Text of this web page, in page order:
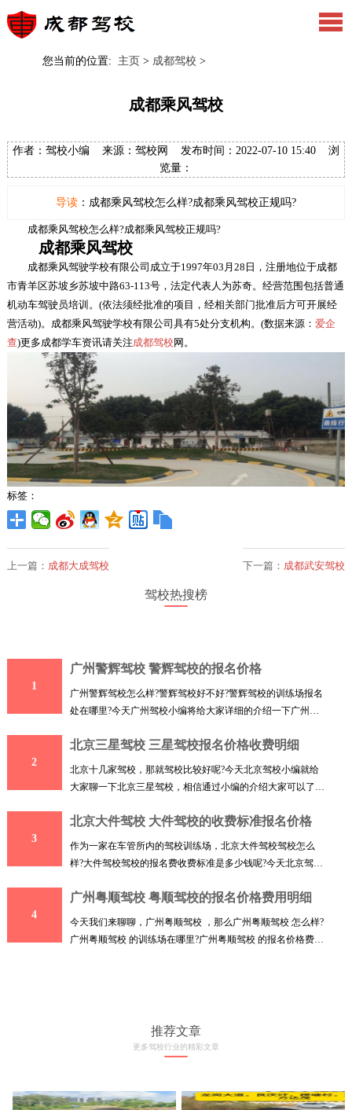
您当前的位置: 主页 > 成都驾校 >
成都乘风驾校
作者：驾校小编 来源：驾校网 发布时间：2022-07-10 15:40 浏
览量：
导读：成都乘风驾校怎么样?成都乘风驾校正规吗?
成都乘风驾校怎么样?成都乘风驾校正规吗?
成都乘风驾校
成都乘风驾驶学校有限公司成立于1997年03月28日，注册地位于成都
市青羊区苏坡乡苏坡中路63-113号，法定代表人为苏奇。经营范围包括普通
机动车驾驶员培训。(依法须经批准的项目，经相关部门批准后方可开展经
营活动)。成都乘风驾驶学校有限公司具有5处分支机构。(数据来源： 爱企
查)更多成都学车资讯请关注成都驾校网。
标签：
上一篇： 成都大成驾校 下一篇： 成都武安驾校
驾校热搜榜
1
广州警辉驾校 警辉驾校的报名价格
广州警辉驾校怎么样?警辉驾校好不好?警辉驾校的训练场报名
处在哪里?今天广州驾校小编将给大家详细的介绍一下广州警
2
北京三星驾校 三星驾校报名价格收费明细
北京十几家驾校，那就驾校比较好呢?今天北京驾校小编就给
大家聊一下北京三星驾校，相信通过小编的介绍大家可以了解
3
北京大件驾校 大件驾校的收费标准报名价格
作为一家在车管所内的驾校训练场，北京大件驾校驾校怎么
样?大件驾校驾校的报名费收费标准是多少钱呢?今天北京驾校
4
广州粤顺驾校 粤顺驾校的报名价格费用明细
今天我们来聊聊，广州粤顺驾校 ，那么广州粤顺驾校 怎么样?
广州粤顺驾校 的训练场在哪里?广州粤顺驾校 的报名价格费用
推荐文章
更多驾校行业的精彩文章